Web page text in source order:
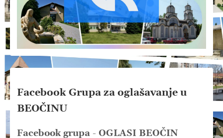
Facebook Grupa za oglašavanje u
BEOČINU
Facebook grupa - OGLASI BEOČIN